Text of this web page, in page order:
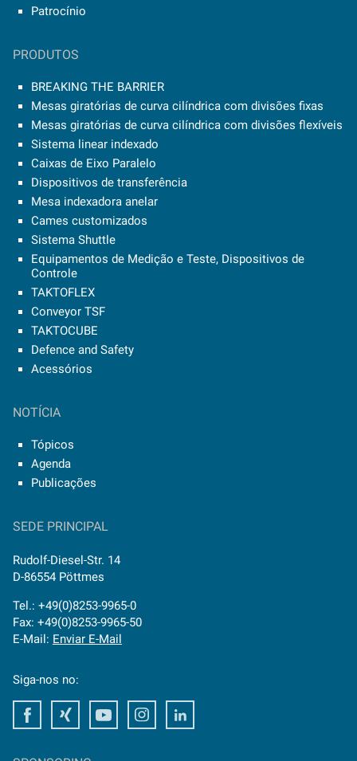
Patrocínio
PRODUTOS
BREAKING THE BARRIER
Mesas giratórias de curva cilíndrica com divisões fixas
Mesas giratórias de curva cilíndrica com divisões flexíveis
Sistema linear indexado
Caixas de Eixo Paralelo
Dispositivos de transferência
Mesa indexadora anelar
Cames customizados
Sistema Shuttle
Equipamentos de Medição e Teste, Dispositivos de
Controle
TAKTOFLEX
Conveyor TSF
TAKTOCUBE
Defence and Safety
Acessórios
NOTÍCIA
Tópicos
Agenda
Publicações
SEDE PRINCIPAL
Rudolf-Diesel-Str. 14
D-86554 Pöttmes
Tel.: +49(0)8253-9965-0
Fax: +49(0)8253-9965-50
E-Mail: Enviar E-Mail
Siga-nos no:
FacebookXing Youtube Instagram